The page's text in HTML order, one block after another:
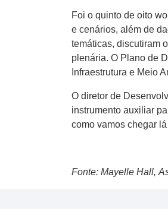
Foi o quinto de oito
e cenários, além de
temáticas, discutiram
plenária. O Plano de
Infraestrutura e Meio
O diretor de
instrumento auxiliar
como vamos chegar
Fonte: Mayelle Hall,